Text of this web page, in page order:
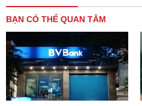
BẠN CÓ THỂ QUAN TÂM